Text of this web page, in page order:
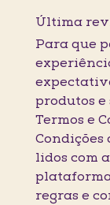
Última
Para que
produtos e
Termos e
Condições
lidos com
regras e